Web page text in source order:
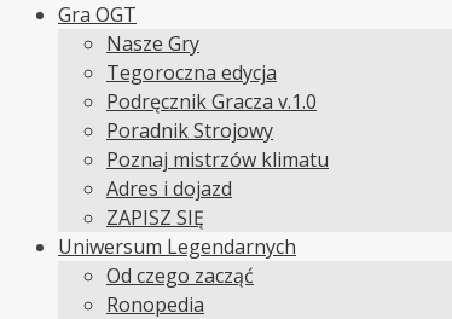
Gra OGT
Nasze Gry
Tegoroczna edycja
Podręcznik Gracza v.1.0
Poradnik Strojowy
Poznaj mistrzów klimatu
Adres i dojazd
ZAPISZ SIĘ
Uniwersum Legendarnych
Od czego zacząć
Ronopedia